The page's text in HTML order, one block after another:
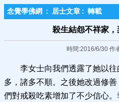
念覺學佛網 : 居士文章 : 轉載
殺生結怨不祥家
時間:2016/6/30 作
李女士向我們透露了她以
多，諸多不順。之後她改過修
們對戒殺吃素增加了不少信心